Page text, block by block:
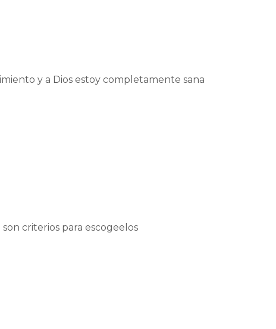
y a Dios estoy completamente sana
criterios para escogeelos